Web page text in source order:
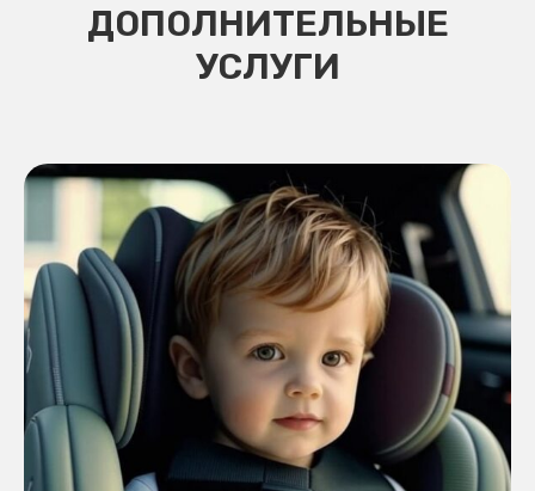
ДОПОЛНИТЕЛЬНЫЕ
УСЛУГИ